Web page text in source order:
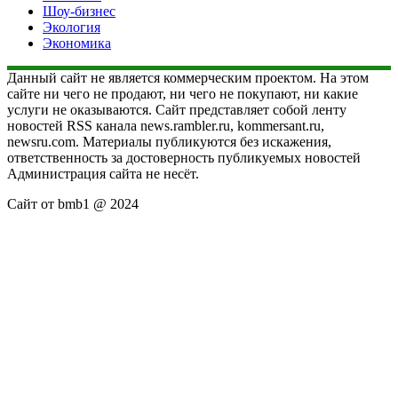
Шоу-бизнес
Экология
Экономика
Данный сайт не является коммерческим проектом. На этом
сайте ни чего не продают, ни чего не покупают, ни какие
услуги не оказываются. Сайт представляет собой ленту
новостей RSS канала news.rambler.ru, kommersant.ru,
newsru.com. Материалы публикуются без искажения,
ответственность за достоверность публикуемых новостей
Администрация сайта не несёт.
Сайт от bmb1 @ 2024